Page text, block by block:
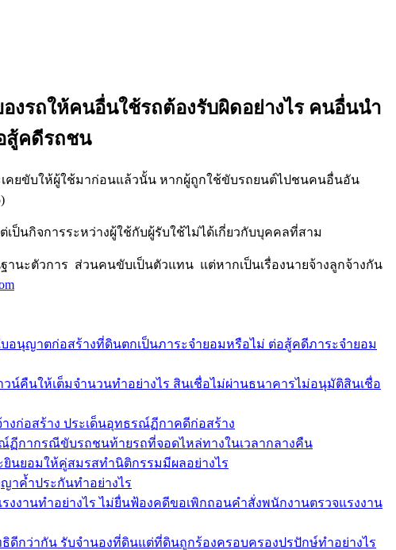
งรถให้คนอื่นใช้รถต้องรับผิดอย่างไร คนอื่นนำ
สู้คดีรถชน
ขับให้ผู้ใช้มาก่อนแล้วนั้น หากผู้ถูกใช้ขับรถยนต์ไปชนคนอื่นอัน
จการระหว่างผู้ใช้กับผู้รับใช้ไม่ได้เกี่ยวกับบุคคลที่สาม
ตัวการ ส่วนคนขับเป็นตัวแทน แต่หากเป็นเรื่องนายจ้างลูกจ้างกัน
อนุญาตก่อสร้างที่ดินตกเป็นภาระจำยอมหรือไม่ ต่อสู้คดีภาระจำยอม
น์คืนให้เต็มจำนวนทำอย่างไร สินเชื่อไม่ผ่านธนาคารไม่อนุมัติสินเชื่อ
งก่อสร้าง ประเด็นอุทธรณ์ฏีกาคดีก่อสร้าง
ฏีกากรณีขับรถชนท้ายรถที่จอดไหล่ทางในเวลากลางคืน
นยอมให้คู่สมรสทำนิติกรรมมีผลอย่างไร
าค้ำประกันทำอย่างไร
งานทำอย่างไร ไม่ยื่นฟ้องคดีขอเพิกถอนคำสั่งพนักงานตรวจแรงงาน
กว่ากัน รับจำนองที่ดินแต่ที่ดินถูกร้องครอบครองปรปักษ์ทำอย่างไร